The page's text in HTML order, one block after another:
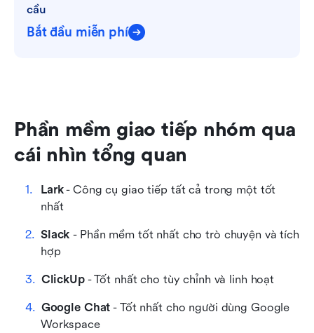
cầu
Bắt đầu miễn phí
Phần mềm giao tiếp nhóm qua
cái nhìn tổng quan
Lark - Công cụ giao tiếp tất cả trong một tốt
nhất
Slack - Phần mềm tốt nhất cho trò chuyện và tích
hợp
ClickUp - Tốt nhất cho tùy chỉnh và linh hoạt
Google Chat - Tốt nhất cho người dùng Google
Workspace